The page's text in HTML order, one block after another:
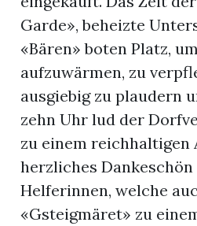
Garde», beheizte
«Bären» boten Platz,
aufzuwärmen, zu
ausgiebig zu plaudern
zehn Uhr lud der
zu einem reichhaltigen
herzliches
Helferinnen, welche
«Gsteigmäret» zu